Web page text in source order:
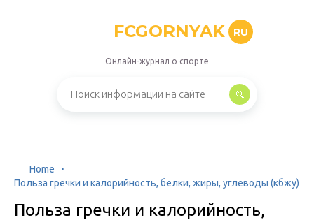
FCGORNYAK RU
Онлайн-журнал о спорте
Home
Польза гречки и калорийность, белки, жиры, углеводы (кбжу)
Польза гречки и калорийность,